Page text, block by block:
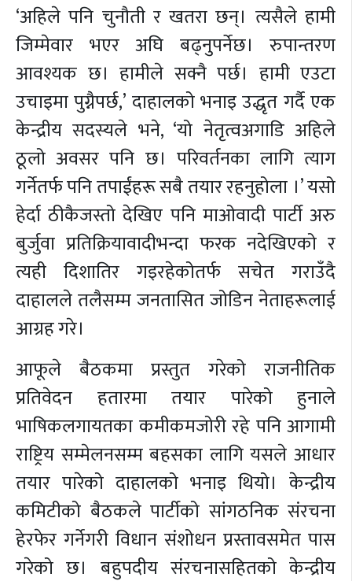
‘अहिले पनि चुनौती र खतरा छन्। त्यसैले हामी
जिम्मेवार भएर अघि बढ्नुपर्नेछ। रुपान्तरण
आवश्यक छ। हामीले सक्नै पर्छ। हामी एउटा
उचाइमा पुग्नैपर्छ,’ दाहालको भनाइ उद्धृत गर्दै एक
केन्द्रीय सदस्यले भने, ‘यो नेतृत्वअगाडि अहिले
ठूलो अवसर पनि छ। परिवर्तनका लागि त्याग
गर्नेतर्फ पनि तपाईंहरू सबै तयार रहनुहोला ।’ यसो
हेर्दा ठीकैजस्तो देखिए पनि माओवादी पार्टी अरु
बुर्जुवा प्रतिक्रियावादीभन्दा फरक नदेखिएको र
त्यही दिशातिर गइरहेकोतर्फ सचेत गराउँदै
दाहालले तलैसम्म जनतासित जोडिन नेताहरूलाई
आग्रह गरे।
आफूले बैठकमा प्रस्तुत गरेको राजनीतिक
प्रतिवेदन हतारमा तयार पारेको हुनाले
भाषिकलगायतका कमीकमजोरी रहे पनि आगामी
राष्ट्रिय सम्मेलनसम्म बहसका लागि यसले आधार
तयार पारेको दाहालको भनाइ थियो। केन्द्रीय
कमिटीको बैठकले पार्टीको सांगठनिक संरचना
हेरफेर गर्नेगरी विधान संशोधन प्रस्तावसमेत पास
गरेको छ। बहुपदीय संरचनासहितको केन्द्रीय